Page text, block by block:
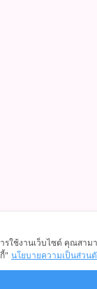
รใช้งานเว็บไซต์ คุณสาม
" นโยบายความเป็นส่วน